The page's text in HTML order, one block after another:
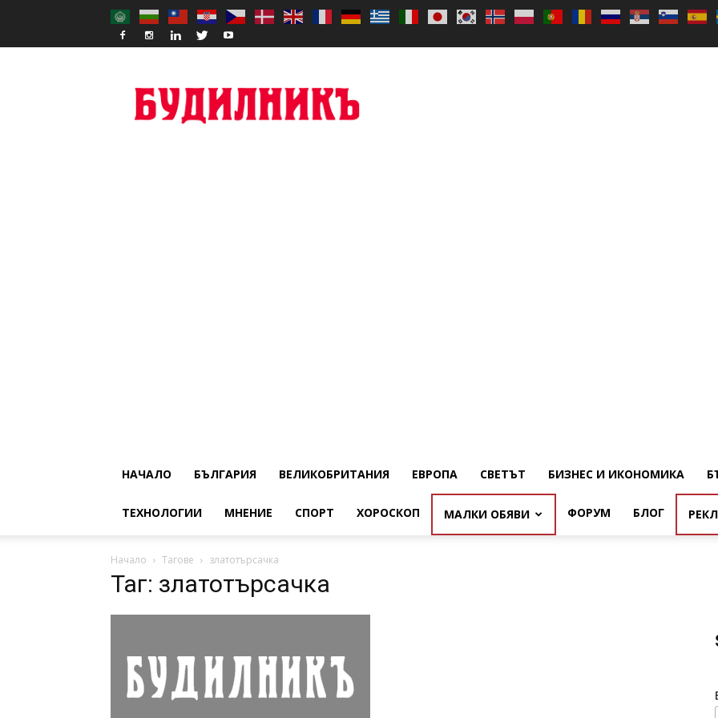
НАЧАЛО БЪЛГАРИЯ ВЕЛИКОБРИТАНИЯ ЕВРОПА СВЕТЪТ БИЗНЕС И ИКОНОМИКА
ТЕХНОЛОГИИ МНЕНИЕ СПОРТ ХОРОСКОП МАЛКИ ОБЯВИ ФОРУМ БЛОГ
Начало Тагове златотърсачка
Таг: златотърсачка